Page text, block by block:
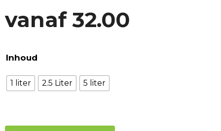
vanaf32.00
Inhoud
1 liter 2.5 Liter 5 liter